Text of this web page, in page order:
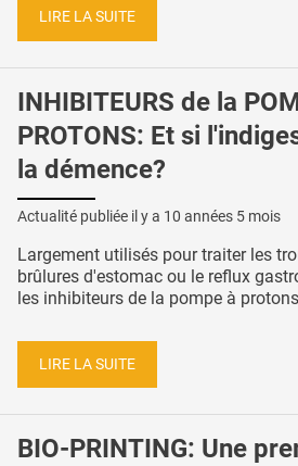
LIRE LA SUITE
INHIBITEURS de la
PROTONS: Et si
la démence?
Actualité publiée il y a 10 années 5 mois
Largement utilisés pour traiter les
brûlures d'estomac ou le reflux
les inhibiteurs de la pompe à
LIRE LA SUITE
BIO-PRINTING: Une